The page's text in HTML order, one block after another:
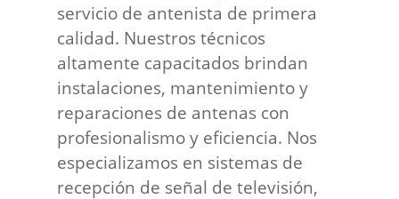
servicio de antenista de primera
calidad. Nuestros técnicos
altamente capacitados brindan
instalaciones, mantenimiento y
reparaciones de antenas con
profesionalismo y eficiencia. Nos
especializamos en sistemas de
recepción de señal de televisión,